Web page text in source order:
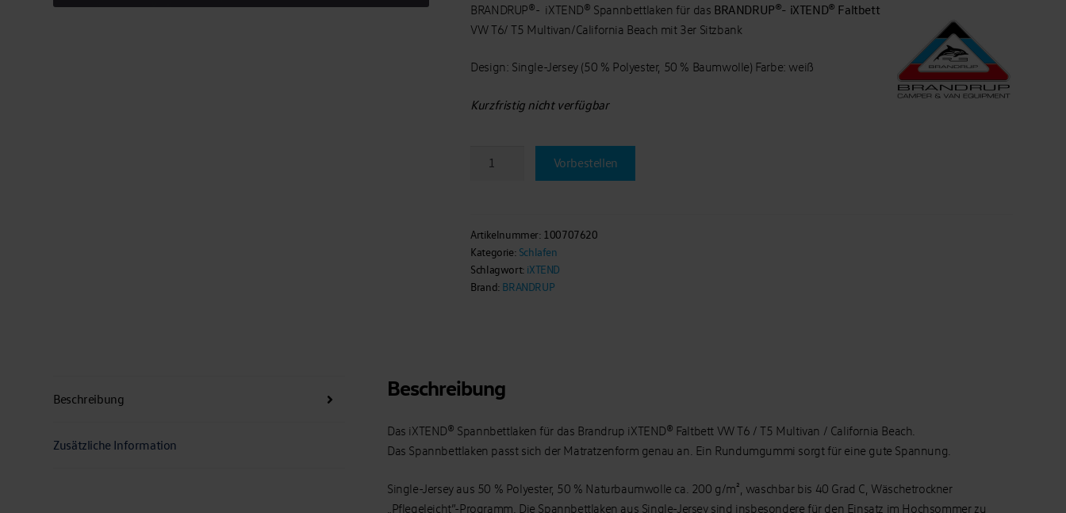
BRANDRUP®- iXTEND® Spannbettlaken für das BRANDRUP®- iXTEND® Faltbett
VW T6/ T5 Multivan/California Beach mit 3er Sitzbank
Design: Single-Jersey (50 % Polyester, 50 % Baumwolle) Farbe: weiß
Kurzfristig nicht verfügbar
Brandrup-
iXTEND
Faltbett
VW
Vorbestellen
Artikelnummer: 100707620
Kategorie: Schlafen
Schlagwort: iXTEND
Brand: BRANDRUP
Beschreibung
Zusätzliche Information
Beschreibung
Das iXTEND® Spannbettlaken für das Brandrup iXTEND® Faltbett VW T6 / T5 Multivan / California Beach.
Das Spannbettlaken passt sich der Matratzenform genau an. Ein Rundumgummi sorgt für eine gute Spannung.
Single-Jersey aus 50 % Polyester, 50 % Naturbaumwolle ca. 200 g/m², waschbar bis 40 Grad C, Wäschetrockner
„Pflegeleicht”-Programm. Die Spannbettlaken aus Single-Jersey sind insbesondere für den Einsatz im Hochsommer zu